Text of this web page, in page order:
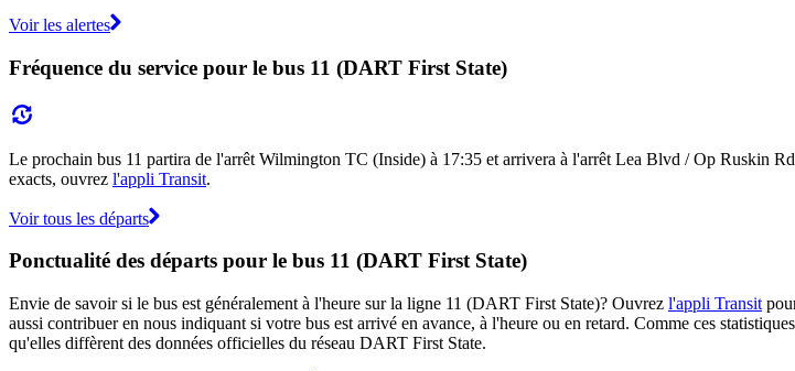
Voir les alertes
Fréquence du service pour le bus 11 (DART First State)
Le prochain bus 11 partira de l'arrêt Wilmington TC (Inside) à 17:35 et arrivera à l'arrêt Lea Blvd / Op Ruskin
exacts, ouvrez l'appli Transit.
Voir tous les départs
Ponctualité des départs pour le bus 11 (DART First State)
Envie de savoir si le bus est généralement à l'heure sur la ligne 11 (DART First State)? Ouvrez l'appli Transit
aussi contribuer en nous indiquant si votre bus est arrivé en avance, à l'heure ou en retard. Comme ces
qu'elles diffèrent des données officielles du réseau DART First State.